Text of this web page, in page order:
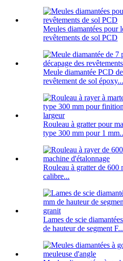
Meules diamantées pour
revêtements de sol PCD
Meule diamantée PCD
revêtement de sol époxy...
Rouleau à gratter pour
type 300 mm pour 1
Rouleau à gratter de 600
calibre...
Lames de scie
de hauteur de segment F...